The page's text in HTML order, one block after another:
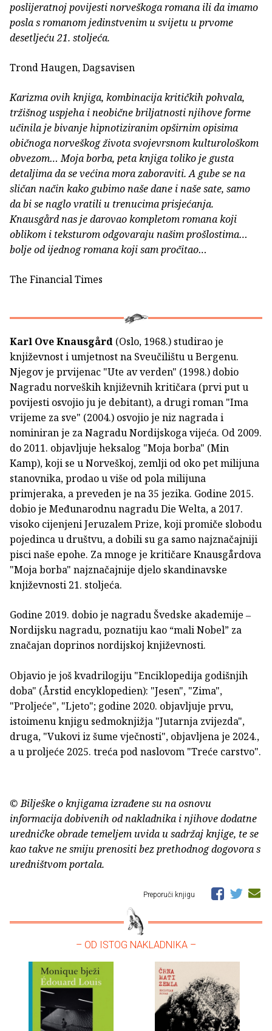
poslijeratnoj povijesti norveškoga romana ili da imamo
posla s romanom jedinstvenim u svijetu u prvome
desetljeću 21. stoljeća.
Trond Haugen, Dagsavisen
Karizma ovih knjiga, kombinacija kritičkih pohvala,
tržišnog uspjeha i neobične briljatnosti njihove forme
učinila je bivanje hipnotiziranim opširnim opisima
običnoga norveškog života svojevrsnom kulturološkom
obvezom… Moja borba, peta knjiga toliko je gusta
detaljima da se većina mora zaboraviti. A gube se na
sličan način kako gubimo naše dane i naše sate, samo
da bi se naglo vratili u trenucima prisjećanja.
Knausgård nas je darovao kompletom romana koji
oblikom i teksturom odgovaraju našim prošlostima…
bolje od ijednog romana koji sam pročitao…
The Financial Times
Karl Ove Knausgård (Oslo, 1968.) studirao je
književnost i umjetnost na Sveučilištu u Bergenu.
Njegov je prvijenac "Ute av verden" (1998.) dobio
Nagradu norveških književnih kritičara (prvi put u
povijesti osvojio ju je debitant), a drugi roman "Ima
vrijeme za sve" (2004.) osvojio je niz nagrada i
nominiran je za Nagradu Nordijskoga vijeća. Od 2009.
do 2011. objavljuje heksalog "Moja borba" (Min
Kamp), koji se u Norveškoj, zemlji od oko pet milijuna
stanovnika, prodao u više od pola milijuna
primjeraka, a preveden je na 35 jezika. Godine 2015.
dobio je Međunarodnu nagradu Die Welta, a 2017.
visoko cijenjeni Jeruzalem Prize, koji promiče slobodu
pojedinca u društvu, a dobili su ga samo najznačajniji
pisci naše epohe. Za mnoge je kritičare Knausgårdova
"Moja borba" najznačajnije djelo skandinavske
književnosti 21. stoljeća.
Godine 2019. dobio je nagradu Švedske akademije ‒
Nordijsku nagradu, poznatiju kao “mali Nobel” za
značajan doprinos nordijskoj književnosti.
Objavio je još kvadrilogiju "Enciklopedija godišnjih
doba" (Årstid encyklopedien): "Jesen", "Zima",
"Proljeće", "Ljeto"; godine 2020. objavljuje prvu,
istoimenu knjigu sedmoknjižja "Jutarnja zvijezda",
druga, "Vukovi iz šume vječnosti", objavljena je 2024.,
a u proljeće 2025. treća pod naslovom "Treće carstvo".
© Bilješke o knjigama izrađene su na osnovu
informacija dobivenih od nakladnika i njihove dodatne
uredničke obrade temeljem uvida u sadržaj knjige, te se
kao takve ne smiju prenositi bez prethodnog dogovora s
uredništvom portala.
Preporuči knjigu
– OD ISTOG NAKLADNIKA –